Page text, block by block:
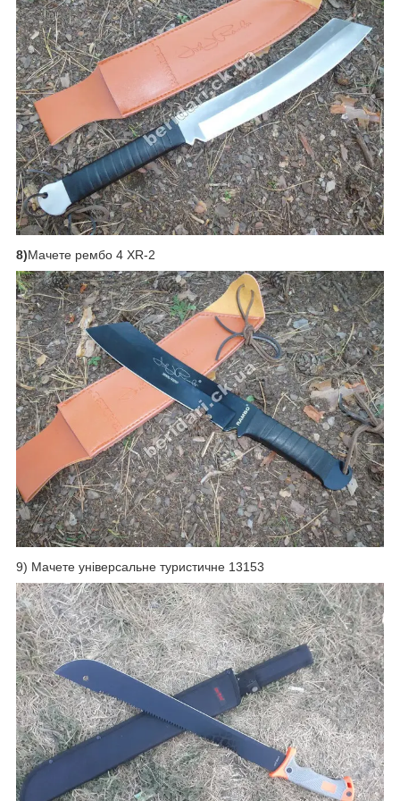
8)Мачете рембо 4 XR-2
9) Мачете універсальне туристичне 13153